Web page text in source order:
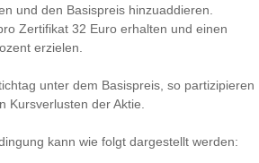
und den Basispreis hinzuaddieren.
Zertifikat 32 Euro erhalten und einen
erzielen.
unter dem Basispreis, so partizipieren
Kursverlusten der Aktie.
kann wie folgt dargestellt werden: